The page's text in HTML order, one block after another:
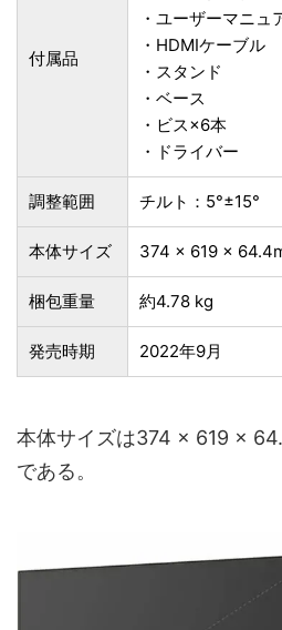
付属品
・ユーザーマニュ
・HDMIケーブル
・スタンド
・ベース
・ビス×6本
・ドライバー
調整範囲 チルト：5°±15°
本体サイズ ‎374 × 619 ×
梱包重量 約4.78 kg
発売時期 2022年9月
本体サイズは374 × 619 ×
である。